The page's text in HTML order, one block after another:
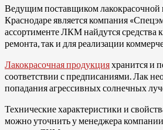
Ведущим поставщиком лакокрасочной
Краснодаре является компания
ассортименте ЛКМ найдутся средства
ремонта, так и для реализации
Лакокрасочная продукцияхранится и
соответствии с предписаниями. Лак
попадания агрессивных солнечных
Технические характеристики и
можно уточнить у менеджера